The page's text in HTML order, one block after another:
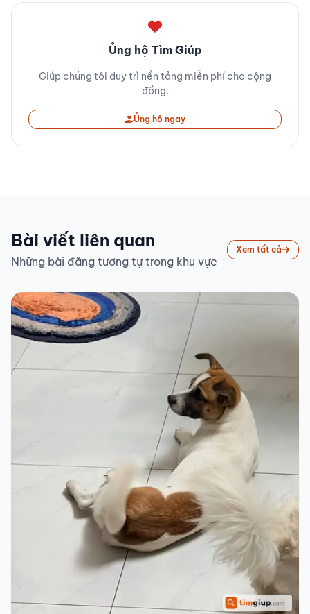
Ủng hộ Tìm Giúp
Giúp chúng tôi duy trì nền tảng miễn phí cho cộng
đồng.
Ủng hộ ngay
Bài viết liên quan
Những bài đăng tương tự trong khu vực
Xem tất cả